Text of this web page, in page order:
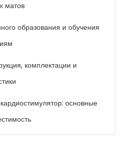
матов
образования и обучения
комплектации и
основные